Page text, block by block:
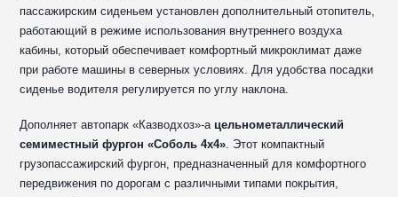
пассажирским сиденьем установлен дополнительный отопитель,
работающий в режиме использования внутреннего воздуха
кабины, который обеспечивает комфортный микроклимат даже
при работе машины в северных условиях. Для удобства посадки
сиденье водителя регулируется по углу наклона.
Дополняет автопарк «Казводхоз»-а цельнометаллический
семиместный фургон «Соболь 4х4». Этот компактный
грузопассажирский фургон, предназначенный для комфортного
передвижения по дорогам с различными типами покрытия,